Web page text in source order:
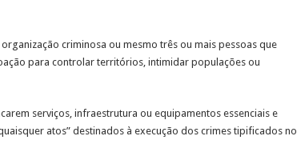
criminosa ou mesmo três ou mais pessoas que
para controlar territórios, intimidar populações ou
serviços, infraestrutura ou equipamentos essenciais e
atos” destinados à execução dos crimes tipificados no